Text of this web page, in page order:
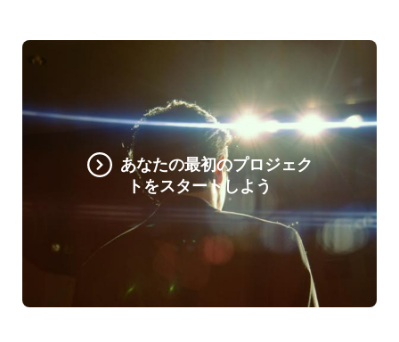
あなたの最初のプロジェク
トをスタートしよう